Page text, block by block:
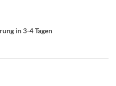
in 3-4 Tagen